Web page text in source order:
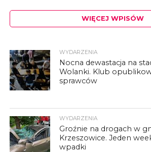
WIĘCEJ WPISÓW
WYDARZENIA
Nocna dewastacja na
Wolanki. Klub
sprawców
WYDARZENIA
Groźnie na drogach w
Krzeszowice. Jeden
wpadki